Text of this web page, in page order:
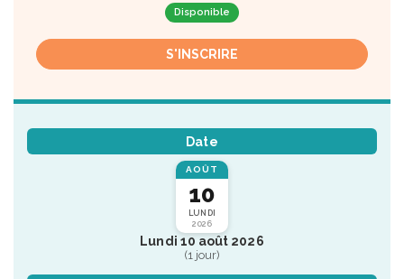
Disponible
S'INSCRIRE
Date
AOÛT
10
LUNDI
2026
Lundi 10 août 2026
(1 jour)